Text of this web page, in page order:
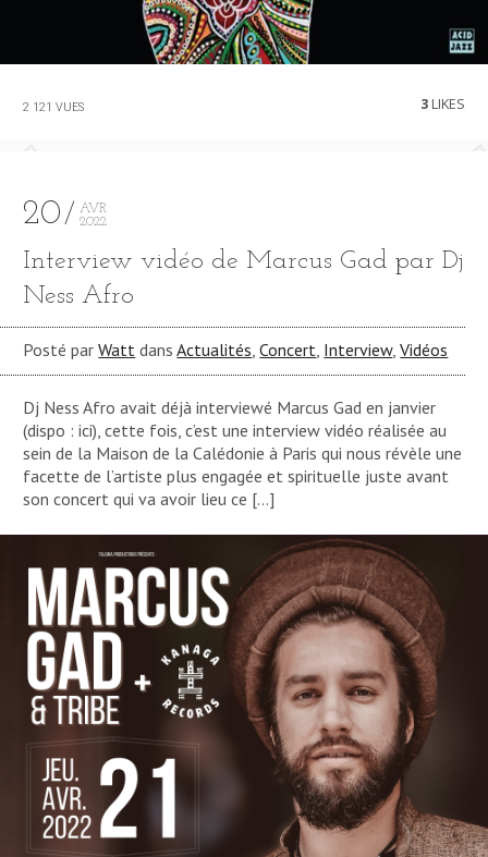
2 121 VUES 3LIKES
20
AVR
2022
Interview vidéo de Marcus Gad par Dj
Ness Afro
Posté parWatt dansActualités,Concert, Interview,Vidéos
Dj Ness Afro avait déjà interviewé Marcus Gad en janvier
(dispo : ici), cette fois, c’est une interview vidéo réalisée au
sein de la Maison de la Calédonie à Paris qui nous révèle une
facette de l’artiste plus engagée et spirituelle juste avant
son concert qui va avoir lieu ce […]